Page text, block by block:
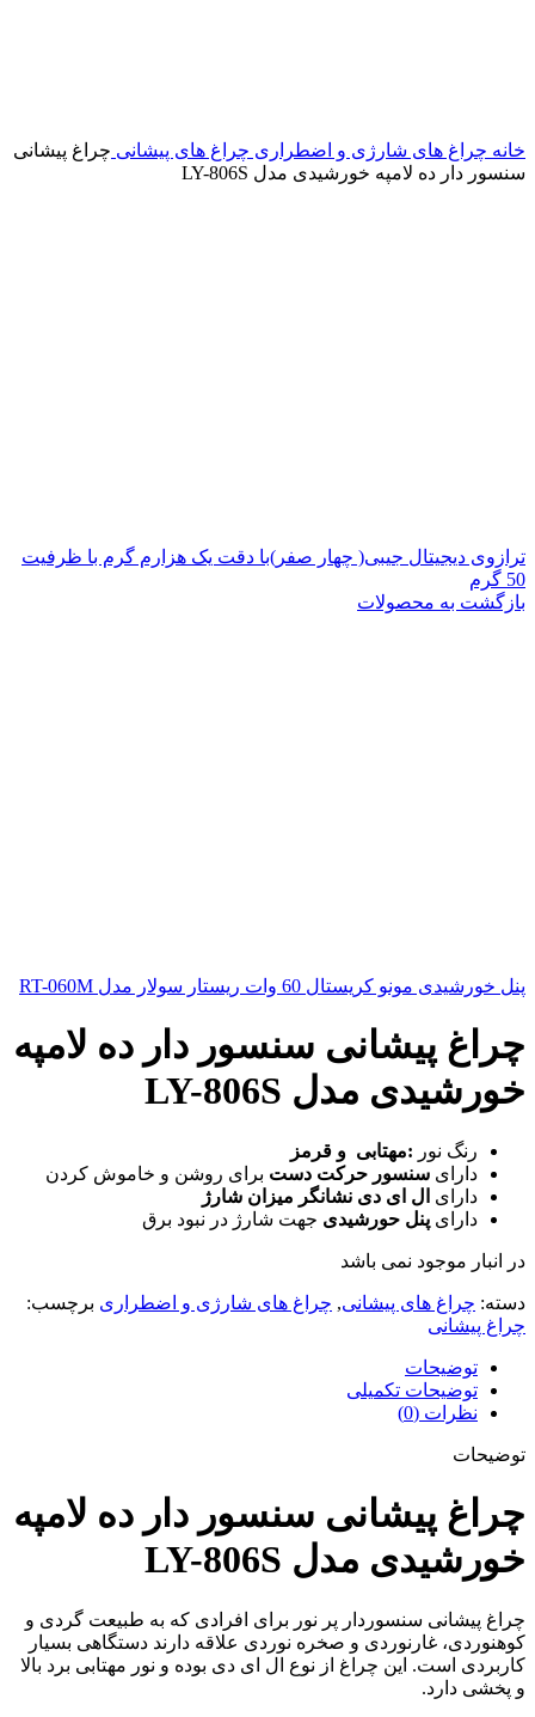
خانه چراغ های شارژی و اضطراری چراغ های پیشانی چراغ پیشانی
سنسور دار ده لامپه خورشیدی مدل LY-806S
ترازوی دیجیتال جیبی( چهار صفر)با دقت یک هزارم گرم با ظرفیت
50 گرم
بازگشت به محصولات
پنل خورشیدی مونو کریستال 60 وات ریستار سولار مدل RT-060M
چراغ پیشانی سنسور دار ده لامپه
خورشیدی مدل LY-806S
رنگ نور :مهتابی و قرمز
دارای سنسور حرکت دست برای روشن و خاموش کردن
دارای ال ای دی نشانگر میزان شارژ
دارای پنل حورشیدی جهت شارژ در نبود برق
در انبار موجود نمی باشد
دسته: چراغ های پیشانی, چراغ های شارژی و اضطراری برچسب:
چراغ پیشانی
توضیحات
توضیحات تکمیلی
نظرات (0)
توضیحات
چراغ پیشانی سنسور دار ده لامپه
خورشیدی مدل LY-806S
چراغ پیشانی سنسوردار پر نور برای افرادی که به طبیعت گردی و
کوهنوردی، غارنوردی و صخره نوردی علاقه دارند دستگاهی بسیار
کاربردی است. این چراغ از نوع ال ای دی بوده و نور مهتابی برد بالا
و پخشی دارد.